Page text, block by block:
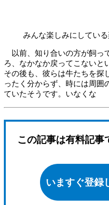
みんな楽しみにしている
以前、知り合いの方が飼っ
ろ、なかなか戻ってこない
その後も、彼らは牛たちを探
ったく分からず、時には周囲
ていたそうです。いなくな
この記事は有料記事
いますぐ登録